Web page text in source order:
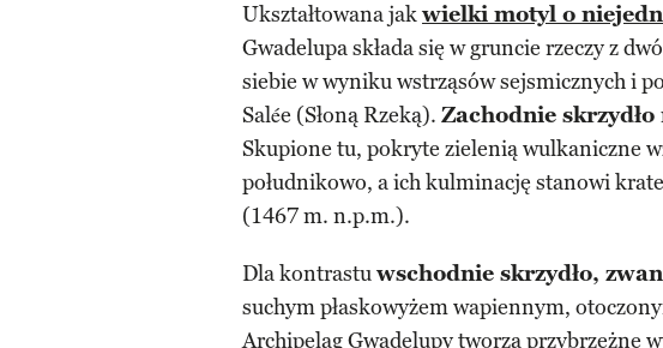
Ukształtowana jakwielki motyl o
Gwadelupa składa się w gruncie rzeczy z
siebie w wyniku wstrząsów sejsmicznych i
Salée (Słoną Rzeką). Zachodnie
Skupione tu, pokryte zielenią wulkaniczne
południkowo, a ich kulminację stanowi
(1467 m. n.p.m.).
Dla kontrastuwschodnie skrzydło,
suchym płaskowyżem wapiennym,
Archipelag Gwadelupy tworzą przybrzeżne